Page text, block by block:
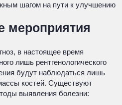
шагом на пути к улучшению
мероприятия
в настоящее время
лишь рентгенологического
будут наблюдаться лишь
костей. Существуют
выявления болезни: